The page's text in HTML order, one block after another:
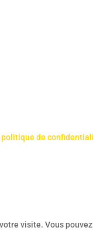
politique de
visite. Vous